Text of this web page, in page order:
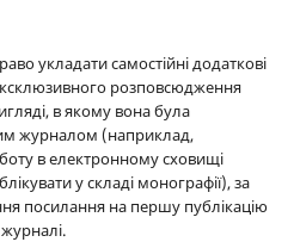
укладати самостійні додаткові
розповсюдження
в якому вона була
журналом (наприклад,
в електронному сховищі
у складі монографії), за
посилання на першу публікацію